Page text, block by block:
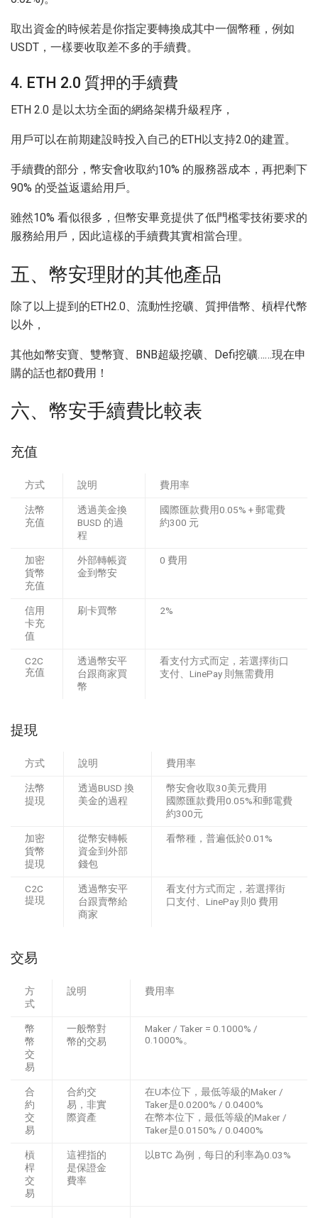
取出資金的時候若是你指定要轉換成其中一個幣種，例如
USDT，一樣要收取差不多的手續費。
4. ETH 2.0 質押的手續費
ETH 2.0 是以太坊全面的網絡架構升級程序，
用戶可以在前期建設時投入自己的ETH以支持2.0的建置。
手續費的部分，幣安會收取約10% 的服務器成本，再把剩下
90% 的受益返還給用戶。
雖然10% 看似很多，但幣安畢竟提供了低門檻零技術要求的
服務給用戶，因此這樣的手續費其實相當合理。
五、幣安理財的其他產品
除了以上提到的ETH2.0、流動性挖礦、質押借幣、槓桿代幣
以外，
其他如幣安寶、雙幣寶、BNB超級挖礦、Defi挖礦……現在申
購的話也都0費用！
六、幣安手續費比較表
充值
方式 說明 費用率
法幣
充值
透過美金換
BUSD 的過
程
國際匯款費用0.05% + 郵電費
約300 元
加密
貨幣
充值
外部轉帳資
金到幣安
0 費用
信用
卡充
值
刷卡買幣 2%
C2C
充值
透過幣安平
台跟商家買
幣
看支付方式而定，若選擇街口
支付、LinePay 則無需費用
提現
方式 說明 費用率
法幣
提現
透過BUSD 換
美金的過程
幣安會收取30美元費用
國際匯款費用0.05%和郵電費
約300元
加密
貨幣
提現
從幣安轉帳
資金到外部
錢包
看幣種，普遍低於0.01%
C2C
提現
透過幣安平
台跟賣幣給
商家
看支付方式而定，若選擇街
口支付、LinePay 則0 費用
交易
方
式
說明 費用率
幣
幣
交
易
一般幣對
幣的交易
Maker / Taker = 0.1000% /
0.1000%。
合
約
交
易
合約交
易，非實
際資產
在U本位下，最低等級的Maker /
Taker是0.0200% / 0.0400%
在幣本位下，最低等級的Maker /
Taker是0.0150% / 0.0400%
槓
桿
交
易
這裡指的
是保證金
費率
以BTC 為例，每日的利率為0.03%